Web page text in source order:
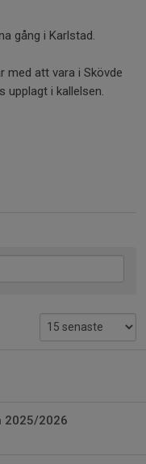
gång i Karlstad.
med att vara i Skövde
upplagt i kallelsen.
2025/2026